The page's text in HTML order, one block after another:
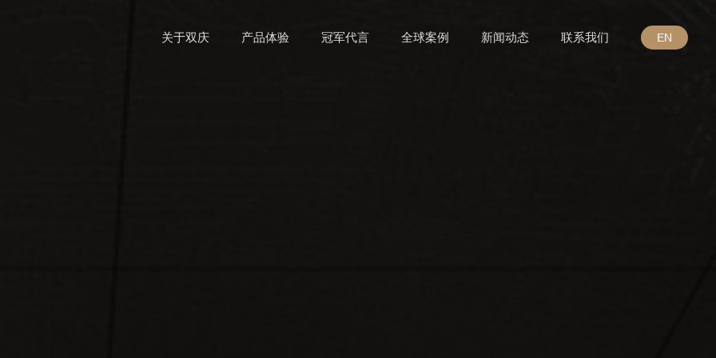
关于双庆 产品体验 冠军代言 全球案例 新闻动态 联系我们 EN